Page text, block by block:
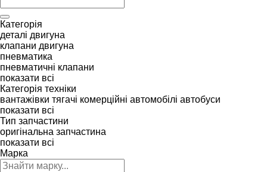
Категорія
деталі двигуна
клапани двигуна
пневматика
пневматичні клапани
показати всі
Категорія техніки
вантажівки тягачі комерційні автомобілі автобуси
показати всі
Тип запчастини
оригінальна запчастина
показати всі
Марка